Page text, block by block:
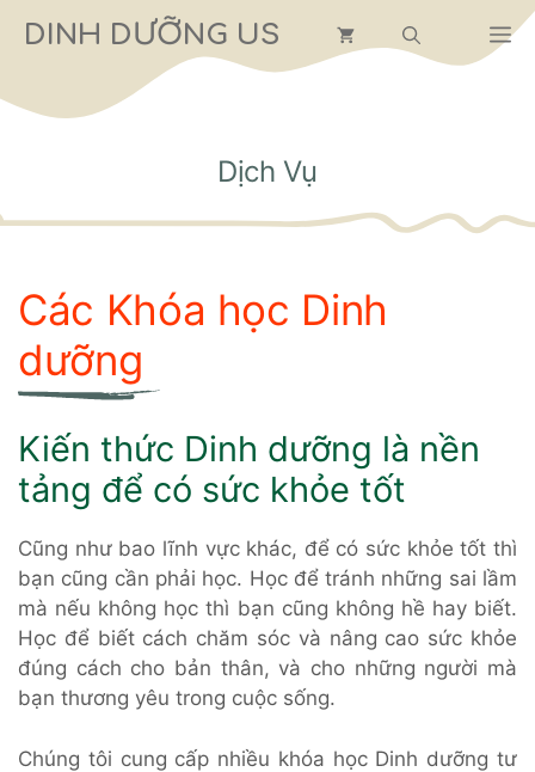
đến
dung
DINH DƯỠNG US
Dịch Vụ
Các Khóa học Dinh
dưỡng
Kiến thức Dinh dưỡng là nền
tảng để có sức khỏe tốt
Cũng như bao lĩnh vực khác, để có sức khỏe tốt thì
bạn cũng cần phải học. Học để tránh những sai lầm
mà nếu không học thì bạn cũng không hề hay biết.
Học để biết cách chăm sóc và nâng cao sức khỏe
đúng cách cho bản thân, và cho những người mà
bạn thương yêu trong cuộc sống.
Chúng tôi cung cấp nhiều khóa học Dinh dưỡng tư